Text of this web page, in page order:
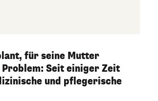
für seine Mutter
Seit einiger Zeit
und pflegerische